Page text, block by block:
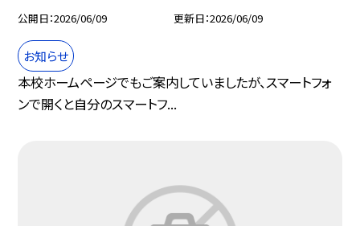
公開日 2026/06/09 更新日 2026/06/09
お知らせ
本校ホームページでもご案内していましたが、スマートフォ
ンで開くと自分のスマートフ...